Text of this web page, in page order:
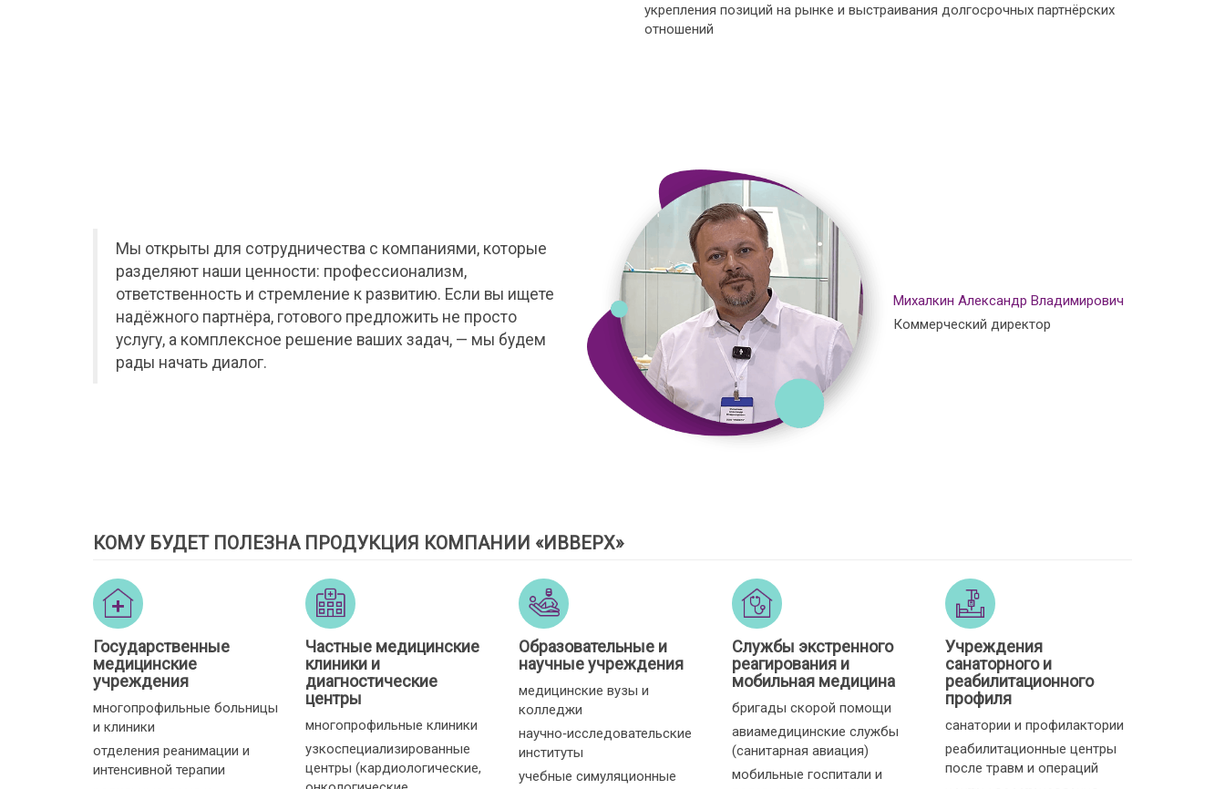
укрепления позиций на рынке и выстраивания долгосрочных партнёрских
отношений
Мы открыты для сотрудничества с компаниями, которые
разделяют наши ценности: профессионализм,
ответственность и стремление к развитию. Если вы ищете
надёжного партнёра, готового предложить не просто
услугу, а комплексное решение ваших задач, — мы будем
рады начать диалог.
Михалкин Александр Владимирович
Коммерческий директор
КОМУ БУДЕТ ПОЛЕЗНА ПРОДУКЦИЯ КОМПАНИИ «ИВВЕРХ»
Государственные
медицинские
учреждения
многопрофильные больницы
и клиники
отделения реанимации и
интенсивной терапии
Частные медицинские
клиники и
диагностические
центры
многопрофильные клиники
узкоспециализированные
центры (кардиологические,
Образовательные и
научные учреждения
медицинские вузы и
колледжи
научно‑исследовательские
институты
учебные симуляционные
Службы экстренного
реагирования и
мобильная медицина
бригады скорой помощи
авиамедицинские службы
(санитарная авиация)
мобильные госпитали и
Учреждения
санаторного и
реабилитационного
профиля
санатории и профилактории
реабилитационные центры
после травм и операций